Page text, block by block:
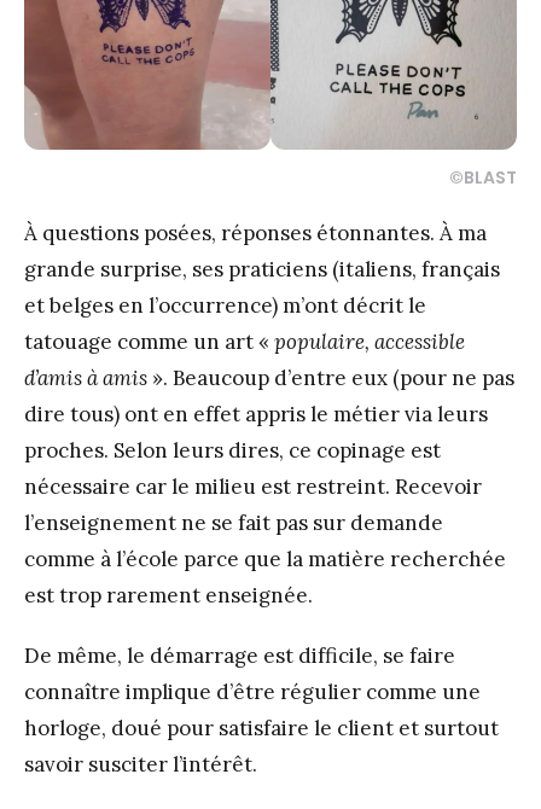
©BLAST
À questions posées, réponses étonnantes. À ma
grande surprise, ses praticiens (italiens, français
et belges en l’occurrence) m’ont décrit le
tatouage comme un art « populaire, accessible
d’amis à amis ». Beaucoup d’entre eux (pour ne pas
dire tous) ont en effet appris le métier via leurs
proches. Selon leurs dires, ce copinage est
nécessaire car le milieu est restreint. Recevoir
l’enseignement ne se fait pas sur demande
comme à l’école parce que la matière recherchée
est trop rarement enseignée.
De même, le démarrage est difficile, se faire
connaître implique d’être régulier comme une
horloge, doué pour satisfaire le client et surtout
savoir susciter l’intérêt.